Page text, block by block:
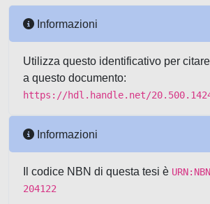
Informazioni
Utilizza questo identificativo per
a questo documento:
https://hdl.handle.net/
Informazioni
Il codice NBN di questa tesi è
204122